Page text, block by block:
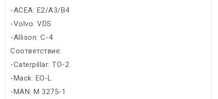
-ACEA: E2/A3/B4
-Volvo: VDS
-Allison: C-4
Соответствие:
-Caterpillar: TO-2
-Mack: EO-L
-MAN: M 3275-1